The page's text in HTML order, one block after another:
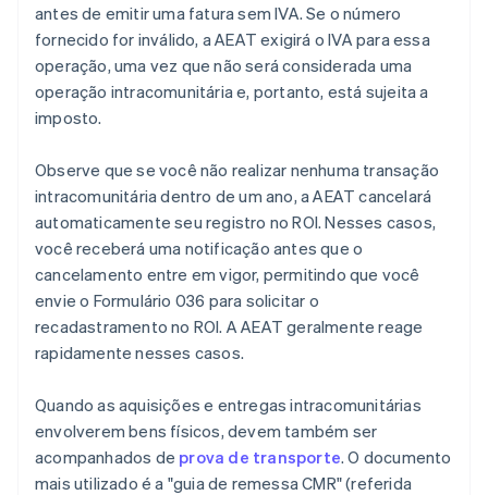
antes de emitir uma fatura sem IVA. Se o número
fornecido for inválido, a AEAT exigirá o IVA para essa
operação, uma vez que não será considerada uma
operação intracomunitária e, portanto, está sujeita a
imposto.
Observe que se você não realizar nenhuma transação
intracomunitária dentro de um ano, a AEAT cancelará
automaticamente seu registro no ROI. Nesses casos,
você receberá uma notificação antes que o
cancelamento entre em vigor, permitindo que você
envie o Formulário 036 para solicitar o
recadastramento no ROI. A AEAT geralmente reage
rapidamente nesses casos.
Quando as aquisições e entregas intracomunitárias
envolverem bens físicos, devem também ser
acompanhados de prova de transporte. O documento
mais utilizado é a "guia de remessa CMR" (referida